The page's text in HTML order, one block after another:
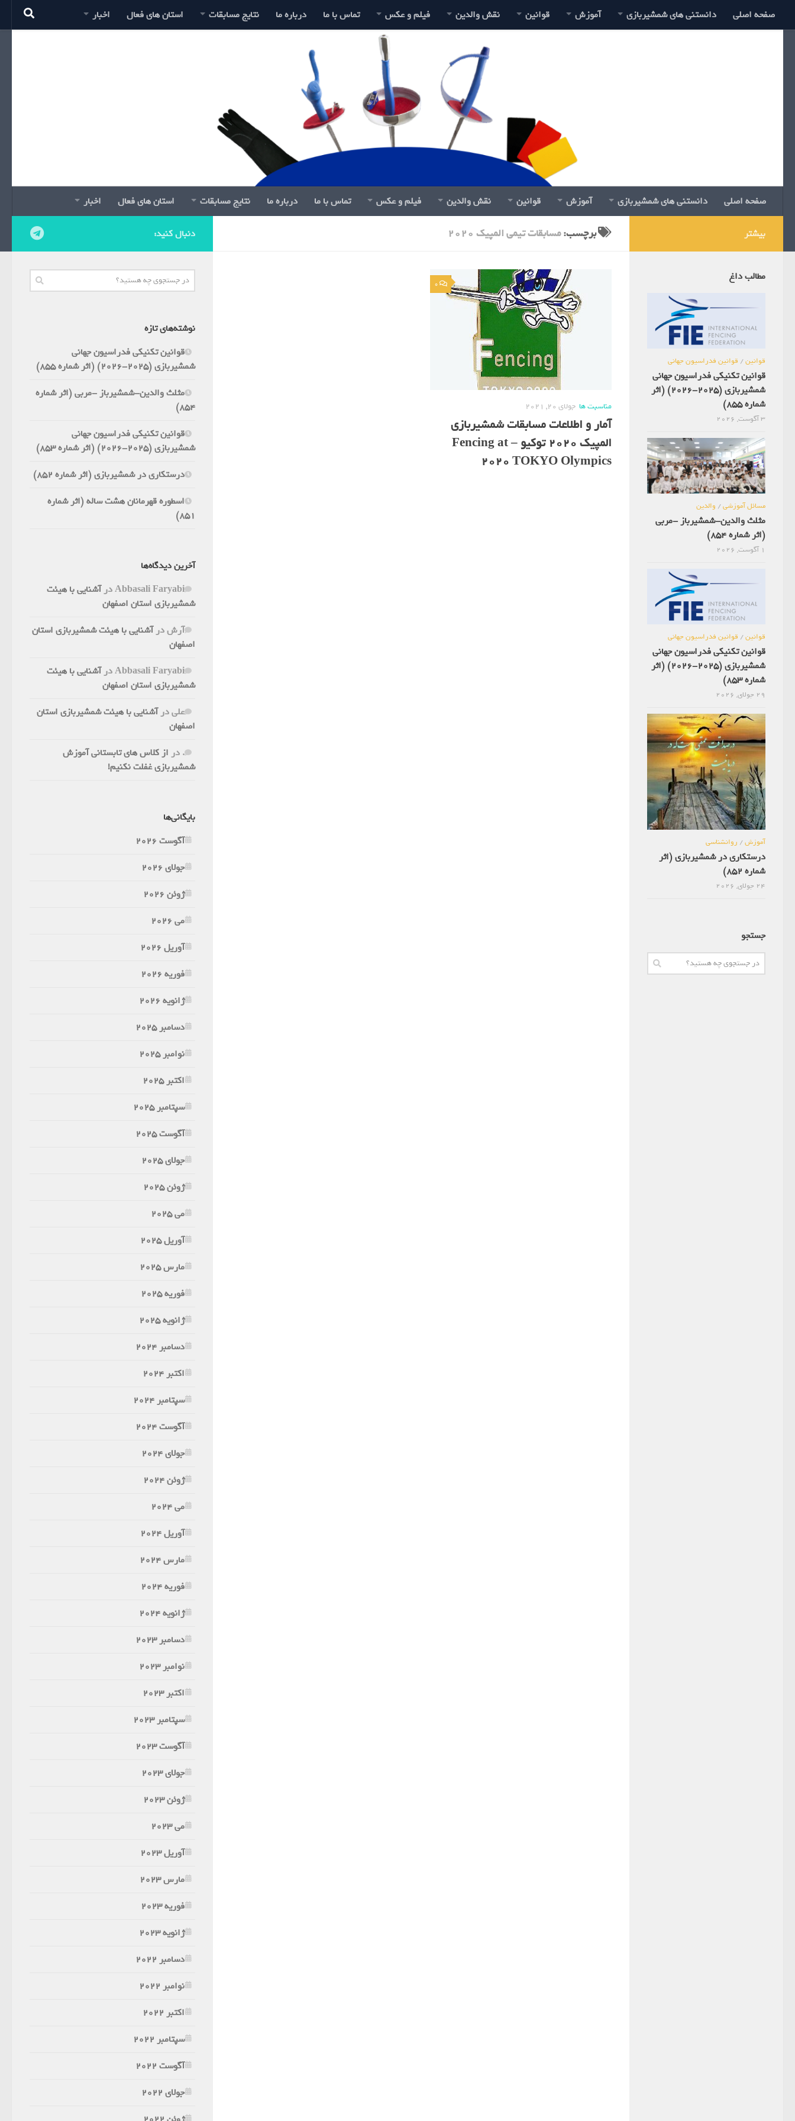
صفحه اصلی دانستنی های شمشیربازی آموزش قوانین نقش والدین فیلم و عکس تماس با ما درباره ما نتایج مسابقات استان های فعال اخبار
صفحه اصلی دانستنی های شمشیربازی آموزش قوانین نقش والدین فیلم و عکس تماس با ما درباره ما نتایج مسابقات استان های فعال اخبار
برچسب:مسابقات تیمی المپیک 2020
0
مناسبت ها جولای 20, 2021
آمار و اطلاعات مسابقات شمشیربازی
المپیک 2020 توکیو – Fencing at
2020 TOKYO Olympics
دنبال کنید:
نوشته‌های تازه
قوانین تکنیکی فدراسیون جهانی
شمشیربازی (2025-2026) (اثر شماره 855)
مثلث والدین-شمشیرباز -مربی (اثر شماره
854)
قوانین تکنیکی فدراسیون جهانی
شمشیربازی (2025-2026) (اثر شماره 853)
درستکاری در شمشیربازی (اثر شماره 852)
اسطوره قهرمانان هشت ساله (اثر شماره
851)
آخرین دیدگاه‌ها
Abbasali Faryabiدرآشنایی با هیئت
شمشیربازی استان اصفهان
آرشدرآشنایی با هیئت شمشیربازی استان
اصفهان
Abbasali Faryabiدرآشنایی با هیئت
شمشیربازی استان اصفهان
علیدرآشنایی با هیئت شمشیربازی استان
اصفهان
. در از کلاس های تابستانی آموزش
شمشیربازی غفلت نکنیم!
بایگانی‌ها
آگوست 2026
جولای 2026
ژوئن 2026
می 2026
آوریل 2026
فوریه 2026
ژانویه 2026
دسامبر 2025
نوامبر 2025
اکتبر 2025
سپتامبر 2025
آگوست 2025
جولای 2025
ژوئن 2025
می 2025
آوریل 2025
مارس 2025
فوریه 2025
ژانویه 2025
دسامبر 2024
اکتبر 2024
سپتامبر 2024
آگوست 2024
جولای 2024
ژوئن 2024
می 2024
آوریل 2024
مارس 2024
فوریه 2024
ژانویه 2024
دسامبر 2023
نوامبر 2023
اکتبر 2023
سپتامبر 2023
آگوست 2023
جولای 2023
ژوئن 2023
می 2023
آوریل 2023
مارس 2023
فوریه 2023
ژانویه 2023
دسامبر 2022
نوامبر 2022
اکتبر 2022
سپتامبر 2022
آگوست 2022
جولای 2022
بیشتر
مطالب داغ
قوانین/ قوانین فدراسیون جهانی
قوانین تکنیکی فدراسیون جهانی
شمشیربازی (2025-2026) (اثر
شماره 855)
3 آگوست, 2026
مسائل آموزشی/ والدین
مثلث والدین-شمشیرباز -مربی
(اثر شماره 854)
1 آگوست, 2026
قوانین/ قوانین فدراسیون جهانی
قوانین تکنیکی فدراسیون جهانی
شمشیربازی (2025-2026) (اثر
شماره 853)
29 جولای, 2026
آموزش/ روانشناسی
درستکاری در شمشیربازی (اثر
شماره 852)
24 جولای, 2026
جستجو